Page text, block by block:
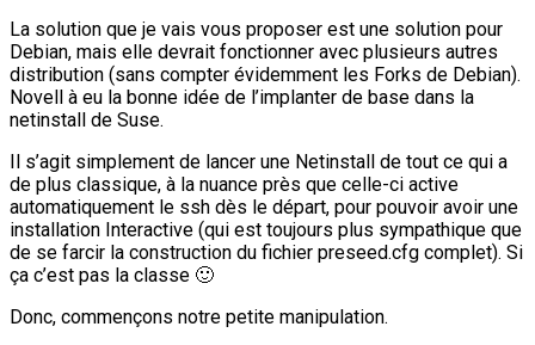
La solution que je vais vous proposer est une solution pour
Debian, mais elle devrait fonctionner avec plusieurs autres
distribution (sans compter évidemment les Forks de Debian).
Novell à eu la bonne idée de l’implanter de base dans la
netinstall de Suse.
Il s’agit simplement de lancer une Netinstall de tout ce qui a
de plus classique, à la nuance près que celle-ci active
automatiquement le ssh dès le départ, pour pouvoir avoir une
installation Interactive (qui est toujours plus sympathique que
de se farcir la construction du fichier preseed.cfg complet). Si
ça c’est pas la classe 🙂
Donc, commençons notre petite manipulation.